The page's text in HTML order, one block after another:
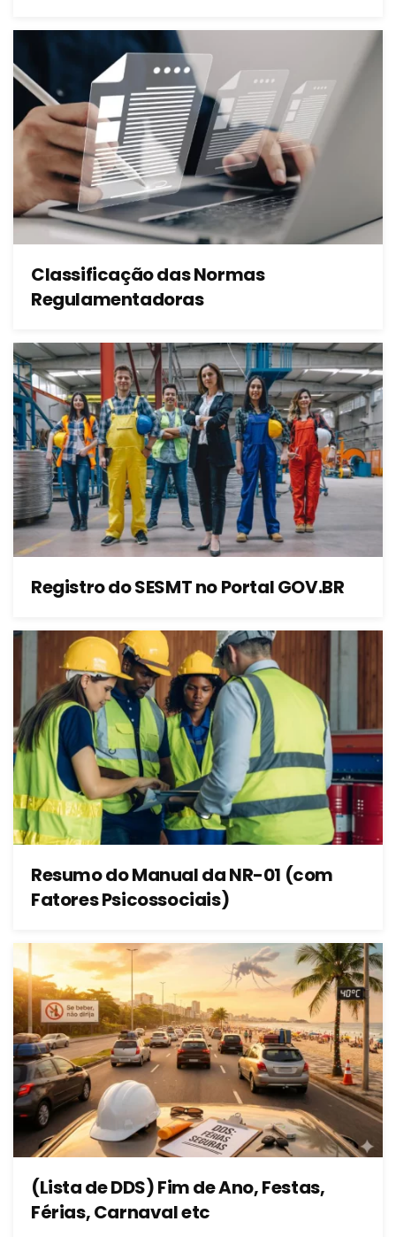
Classificação das Normas
Regulamentadoras
Registro do SESMT no Portal GOV.BR
Resumo do Manual da NR-01 (com
Fatores Psicossociais)
(Lista de DDS) Fim de Ano, Festas,
Férias, Carnaval etc